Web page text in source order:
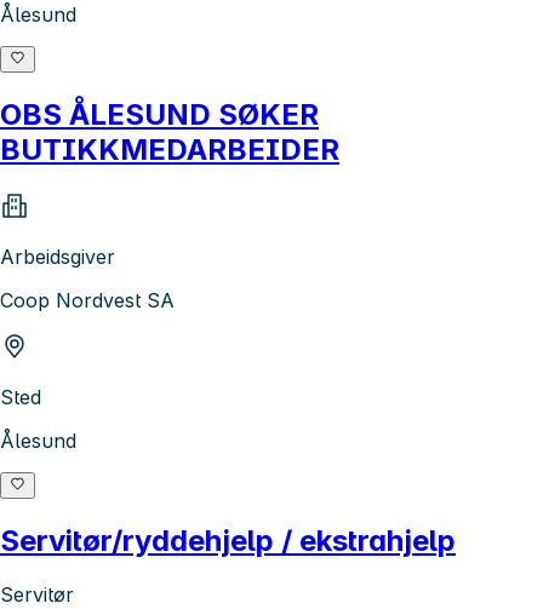
Ålesund
OBS ÅLESUND SØKER
BUTIKKMEDARBEIDER
Arbeidsgiver
Coop Nordvest SA
Sted
Ålesund
Servitør/ryddehjelp / ekstrahjelp
Servitør